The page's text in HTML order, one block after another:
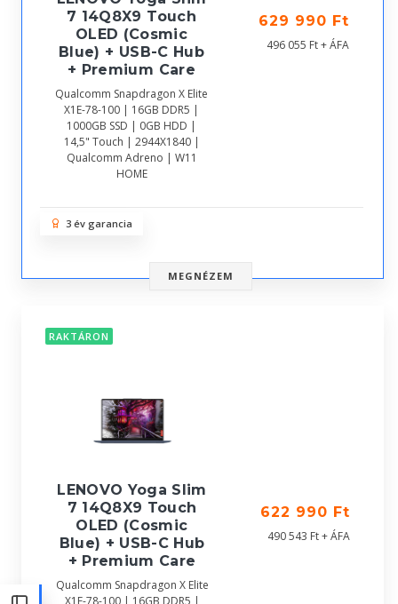
7 14Q8X9 Touch
OLED (Cosmic
Blue) + USB-C Hub
+ Premium Care
Qualcomm Snapdragon X Elite
X1E-78-100 | 16GB DDR5 |
1000GB SSD | 0GB HDD |
14,5" Touch | 2944X1840 |
Qualcomm Adreno | W11
HOME
629 990 Ft
496 055 Ft + ÁFA
3 év garancia
MEGNÉZEM
RAKTÁRON
LENOVO Yoga Slim
7 14Q8X9 Touch
OLED (Cosmic
Blue) + USB-C Hub
+ Premium Care
Qualcomm Snapdragon X Elite
X1E-78-100 | 16GB DDR5 |
622 990 Ft
490 543 Ft + ÁFA